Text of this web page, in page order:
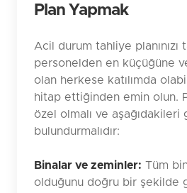
Plan Yapmak
Acil durum tahliye planınızı
personelden en küçüğüne ve
olan herkese katılımda
hitap ettiğinden emin olun.
özel olmalı ve aşağıdakileri
bulundurmalıdır:
Binalar ve zeminler: Tüm
olduğunu doğru bir şekilde